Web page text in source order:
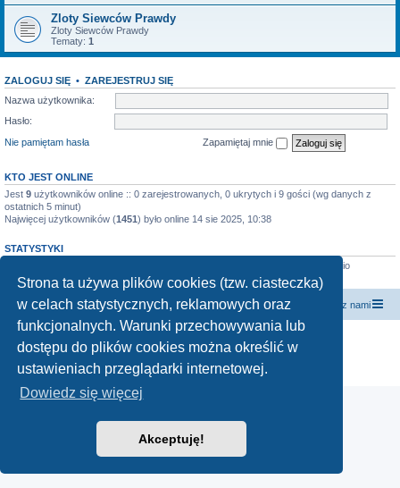
Strona ta używa plików cookies (tzw. ciasteczka)
w celach statystycznych, reklamowych oraz
funkcjonalnych. Warunki przechowywania lub
dostępu do plików cookies można określić w
ustawieniach przeglądarki internetowej.
Dowiedz się więcej
Akceptuję!
Zloty Siewców Prawdy
Zloty Siewców Prawdy
Tematy: 1
ZALOGUJ SIĘ • ZAREJESTRUJ SIĘ
Nazwa użytkownika:
Hasło:
Nie pamiętam hasła
Zapamiętaj mnie
KTO JEST ONLINE
Jest 9 użytkowników online :: 0 zarejestrowanych, 0 ukrytych i 9 gości (wg danych z
ostatnich 5 minut)
Najwięcej użytkowników (1451) było online 14 sie 2025, 10:38
STATYSTYKI
• Ostatnio
zarejestrowany użytkownik: yatzeck
forum.siewcyprawdy.tv siewcyprawdy.tv Kontakt z nami
Technologię dostarcza phpBB
® Forum Software © phpBB Limited
Polski pakiet językowy dostarczaphpBB.pl
Zasady ochrony danych osobowych|Regulamin